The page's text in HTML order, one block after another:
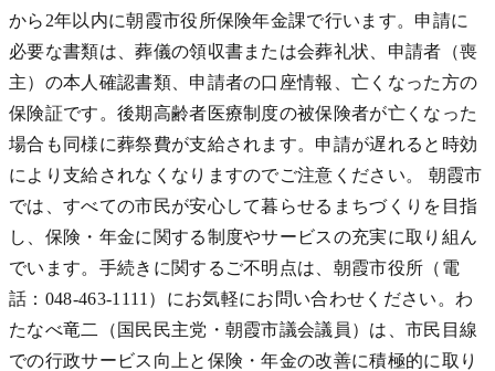
から2年以内に朝霞市役所保険年金課で行います。申請に
必要な書類は、葬儀の領収書または会葬礼状、申請者（喪
主）の本人確認書類、申請者の口座情報、亡くなった方の
保険証です。後期高齢者医療制度の被保険者が亡くなった
場合も同様に葬祭費が支給されます。申請が遅れると時効
により支給されなくなりますのでご注意ください。 朝霞市
では、すべての市民が安心して暮らせるまちづくりを目指
し、保険・年金に関する制度やサービスの充実に取り組ん
でいます。手続きに関するご不明点は、朝霞市役所（電
話：048-463-1111）にお気軽にお問い合わせください。わ
たなべ竜二（国民民主党・朝霞市議会議員）は、市民目線
での行政サービス向上と保険・年金の改善に積極的に取り